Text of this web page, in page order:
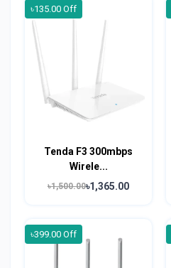
৳135.00 Off
Tenda F3 300mbps
Wirele...
৳1,500.00৳1,365.00
৳399.00 Off